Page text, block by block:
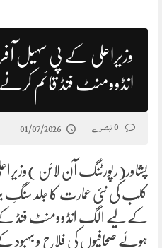
وزیراعلی کے پی سہیل
انڈوومنٹ فنڈ قائم کرنے
01/07/2026
پشاور(رپورٹنگ آن لائن
کلب کی نئی عمارت کا جلد سنگِ
کے لیے الگ انڈوومنٹ فنڈ
ہوئے صحافیوں کی فلاح و بہبود